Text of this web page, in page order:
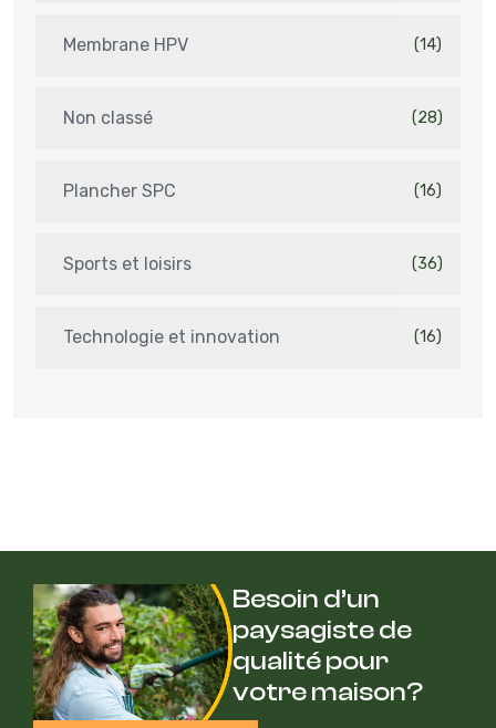
Membrane HPV (14)
Non classé (28)
Plancher SPC (16)
Sports et loisirs (36)
Technologie et innovation (16)
Besoin d’un
paysagiste de
qualité pour
votre maison?